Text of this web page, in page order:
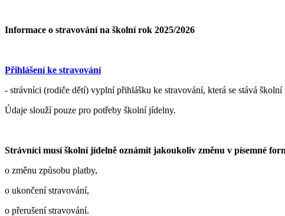
Informace o stravování na školní rok 2025/2026
Přihlášení ke stravování
- strávníci (rodiče dětí) vyplní přihlášku ke stravování, která se stává
Údaje slouží pouze pro potřeby školní jídelny.
Strávníci musí školní jídelně oznámit jakoukoliv změnu v písemné
o změnu způsobu platby,
o ukončení stravování,
o přerušení stravování.